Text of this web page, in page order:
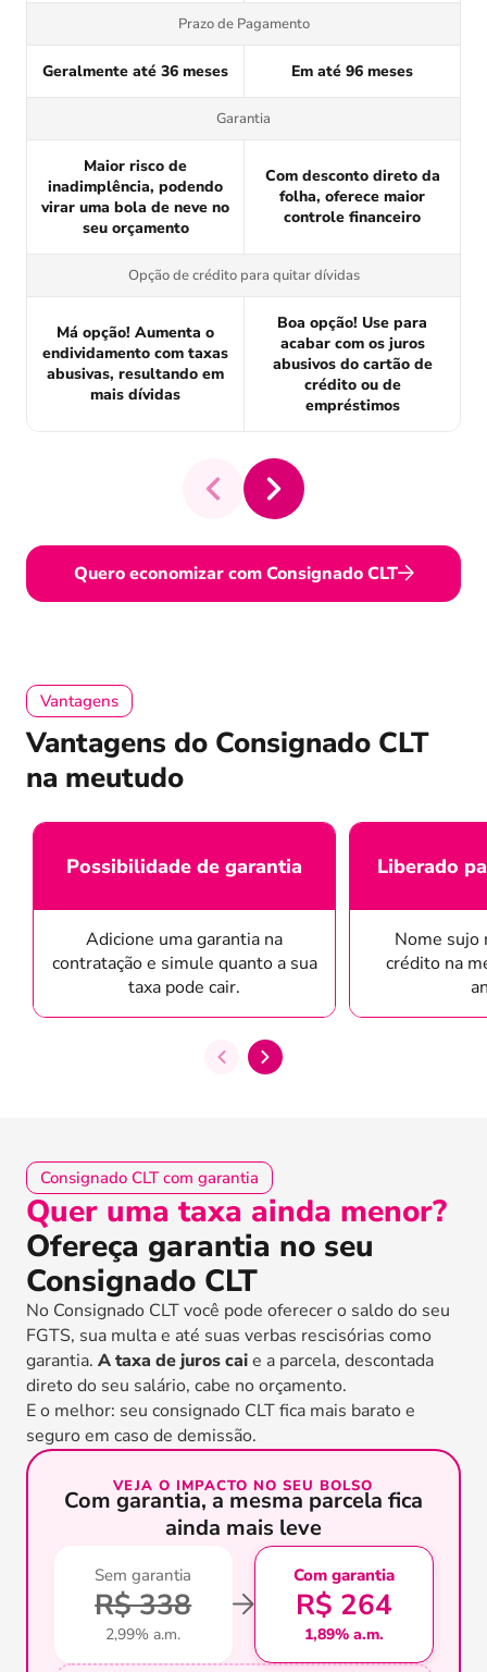
Prazo de Pagamento
Geralmente até 36 meses Em até 96 meses
Garantia
Maior risco de
inadimplência, podendo
virar uma bola de neve no
seu orçamento
Com desconto direto da
folha, oferece maior
controle financeiro
Opção de crédito para quitar dívidas
Má opção! Aumenta o
endividamento com taxas
abusivas, resultando em
mais dívidas
Boa opção! Use para
acabar com os juros
abusivos do cartão de
crédito ou de
empréstimos
Quero economizar com Consignado CLT
Vantagens
Vantagens do Consignado CLT
na meutudo
Possibilidade de garantia
Adicione uma garantia na
contratação e simule quanto a sua
taxa pode cair.
Liberado
Nome sujo
crédito na
Consignado CLT com garantia
Quer uma taxa ainda menor?
Ofereça garantia no seu
Consignado CLT
No Consignado CLT você pode oferecer o saldo do seu
FGTS, sua multa e até suas verbas rescisórias como
garantia. A taxa de juros caie a parcela, descontada
direto do seu salário, cabe no orçamento.
E o melhor: seu consignado CLT fica mais barato e
seguro em caso de demissão.
VEJA O IMPACTO NO SEU BOLSO
Com garantia, a mesma parcela fica
ainda mais leve
Sem garantia
R$ 338
2,99% a.m.
Com garantia
R$ 264
1,89% a.m.